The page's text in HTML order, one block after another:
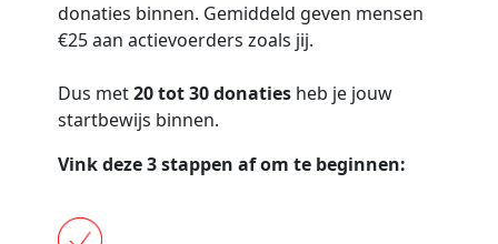
donaties binnen. Gemiddeld geven mensen
€25 aan actievoerders zoals jij.
Dus met20 tot 30 donaties heb je jouw
startbewijs binnen.
Vink deze 3 stappen af om te beginnen: